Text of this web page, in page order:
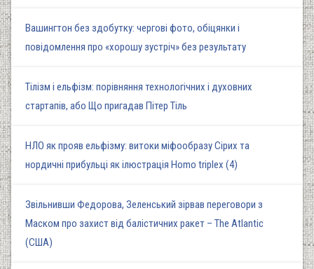
Вашингтон без здобутку: чергові фото, обіцянки і
повідомлення про «хорошу зустріч» без результату
Тілізм і ельфізм: порівняння технологічних і духовних
стартапів, або Що пригадав Пітер Тіль
НЛО як прояв ельфізму: витоки міфообразу Сірих та
нордичні прибульці як ілюстрація Homo triplex (4)
Звільнивши Федорова, Зеленський зірвав переговори з
Маском про захист від балістичних ракет – The Atlantic
(США)